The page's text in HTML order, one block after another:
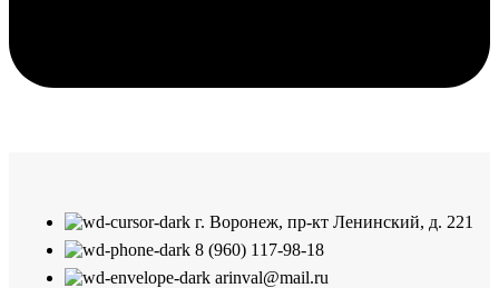
г. Воронеж, пр-кт Ленинский, д. 221
8 (960) 117-98-18
arinval@mail.ru